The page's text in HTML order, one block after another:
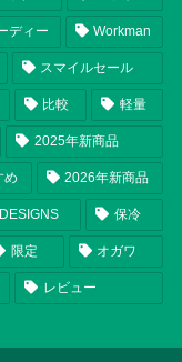
ディー Workman
スマイルセール
比較 軽量
2025年新商品
め 2026年新商品
保冷
限定 オガワ
レビュー